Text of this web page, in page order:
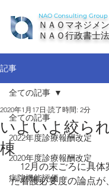
NAO Consulting Group
ＮＡＯマネジメ
ＮＡＯ行政書士
記事
全ての記事
2022年度診療報酬改定
2020年度診療報酬改定
病院機能評価
全ての記事
いよいよ絞ら
棟
2020年1月17日 読了時間: 2分
12月の末ごろに具体
た看護必要度の論点が